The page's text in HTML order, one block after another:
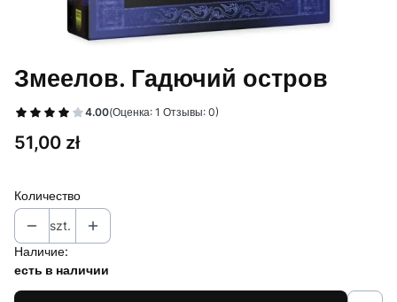
Змеелов. Гадючий остров
4.00(Оценка: 1 Отзывы: 0)
Цена
51,00 zł
Количество
szt.
Наличие:
есть в наличии